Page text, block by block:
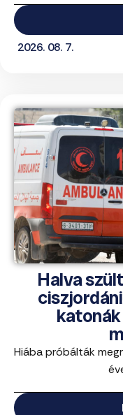
2026. 08. 7.
Halva
Hiába próbálták